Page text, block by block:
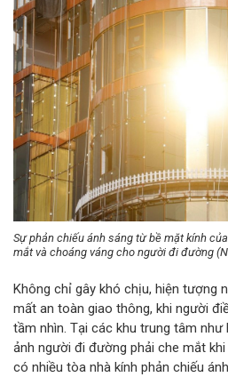
Sự phản chiếu ánh sáng từ bề mặt kính
mắt và choáng váng cho người đi đường
Không chỉ gây khó chịu, hiện tượng
mất an toàn giao thông, khi người
tầm nhìn. Tại các khu trung tâm như
ảnh người đi đường phải che mắt
có nhiều tòa nhà kính phản chiếu